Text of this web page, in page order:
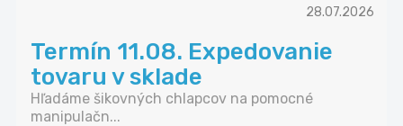
28.07.2026
Termín 11.08. Expedovanie
tovaru v sklade
Hľadáme šikovných chlapcov na pomocné
manipulačn...